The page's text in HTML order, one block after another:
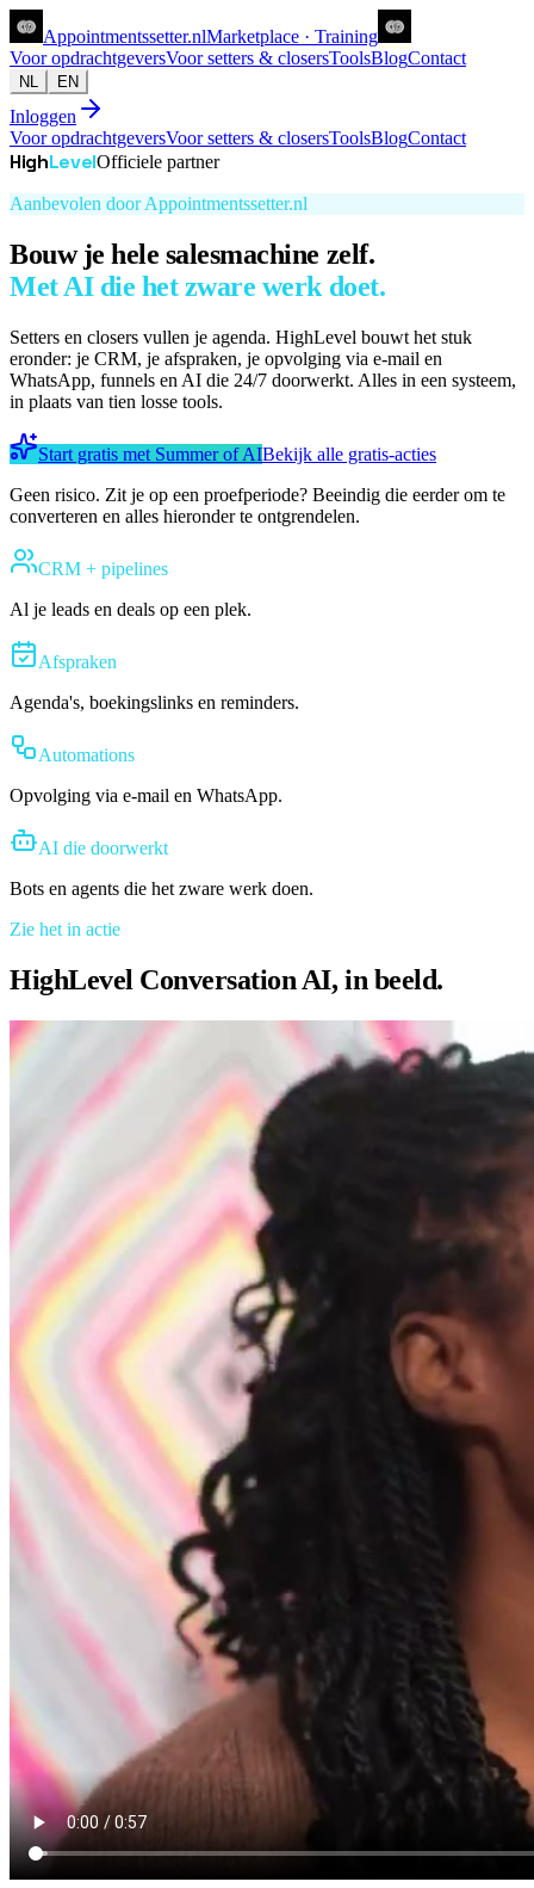
Appointmentssetter.nlMarketplace · Training
Voor opdrachtgeversVoor setters & closersToolsBlogContact
NL EN
Inloggen
Voor opdrachtgeversVoor setters & closersToolsBlogContact
HighLevelOfficiele partner
Aanbevolen door Appointmentssetter.nl
Bouw je hele salesmachine zelf.
Met AI die het zware werk doet.
Setters en closers vullen je agenda. HighLevel bouwt het stuk
eronder: je CRM, je afspraken, je opvolging via e-mail en
WhatsApp, funnels en AI die 24/7 doorwerkt. Alles in een systeem,
in plaats van tien losse tools.
Start gratis met Summer of AIBekijk alle gratis-acties
Geen risico. Zit je op een proefperiode? Beeindig die eerder om te
converteren en alles hieronder te ontgrendelen.
CRM + pipelines
Al je leads en deals op een plek.
Afspraken
Agenda's, boekingslinks en reminders.
Automations
Opvolging via e-mail en WhatsApp.
AI die doorwerkt
Bots en agents die het zware werk doen.
Zie het in actie
HighLevel Conversation AI, in beeld.